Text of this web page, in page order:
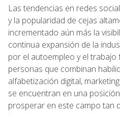
Las tendencias en redes
y la popularidad de cejas
incrementado aún más la
continua expansión de la
por el autoempleo y el trabajo
personas que combinan
alfabetización digital,
se encuentran en una
prosperar en este campo tan